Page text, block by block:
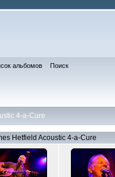
альбомов Поиск
4-a-Cure
Hetfield Acoustic 4-a-Cure